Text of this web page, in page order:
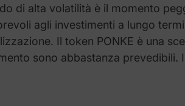
di alta volatilità è il momento
agli investimenti a lungo
Il token PONKE è una
sono abbastanza prevedibili.